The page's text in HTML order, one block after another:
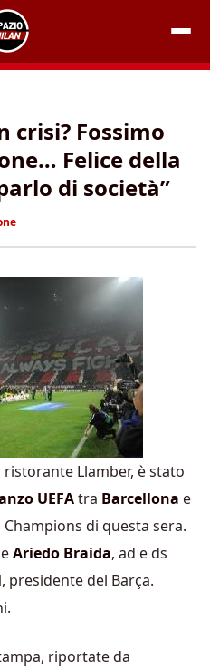
crisi? Fossimo
Felice della
di società”
Llamber, è stato
UEFAtra Barcellona e
di questa sera.
eAriedo Braida, ad e ds
, presidente del Barça.
riportate da